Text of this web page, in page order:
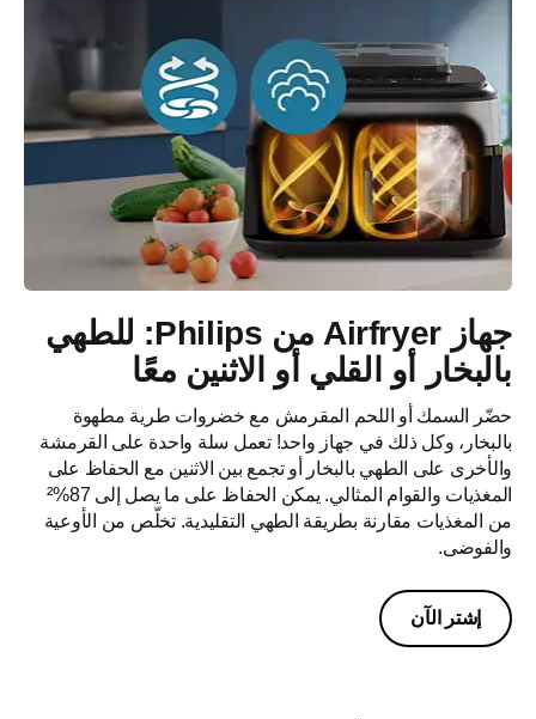
جهاز Airfryer من Philips: للطهي
بالبخار أو القلي أو الاثنين معًا
حضّر السمك أو اللحم المقرمش مع خضروات طرية مطهوة
بالبخار، وكل ذلك في جهاز واحد! تعمل سلة واحدة على القرمشة
والأخرى على الطهي بالبخار أو تجمع بين الاثنين مع الحفاظ على
المغذيات والقوام المثالي. يمكن الحفاظ على ما يصل إلى 87%²
من المغذيات مقارنة بطريقة الطهي التقليدية. تخلّص من الأوعية
والفوضى.
إشتر الآن​